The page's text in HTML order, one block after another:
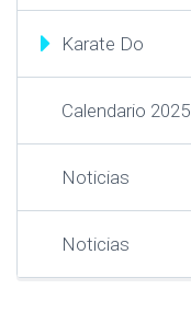
Karate Do
Calendario 2025
Noticias
Noticias